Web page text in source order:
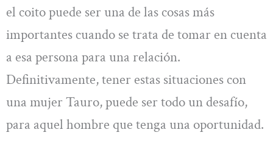
el coito puede ser una de las cosas más
importantes cuando se trata de tomar en cuenta
a esa persona para una relación.
Definitivamente, tener estas situaciones con
una mujer Tauro, puede ser todo un desafío,
para aquel hombre que tenga una oportunidad.